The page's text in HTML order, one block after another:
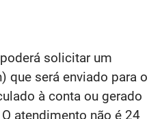
solicitar um
que será enviado para o
à conta ou gerado
atendimento não é 24